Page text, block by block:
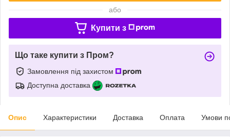
або
Купити з
Що таке купити з Пром?
Замовлення під захистом
Доступна доставка
Опис Характеристики Доставка Оплата Умови